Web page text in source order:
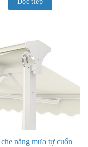
nắng mưa tự cuốn